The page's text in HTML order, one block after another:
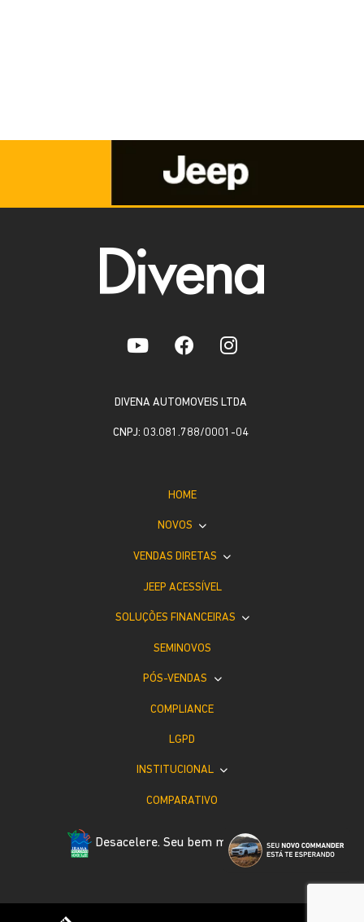
DIVENA AUTOMOVEIS LTDA
CNPJ: 03.081.788/0001-04
HOME
NOVOS
VENDAS DIRETAS
JEEP ACESSÍVEL
SOLUÇÕES FINANCEIRAS
SEMINOVOS
PÓS-VENDAS
COMPLIANCE
LGPD
INSTITUCIONAL
COMPARATIVO
Desacelere. Seu bem maior é a vida.